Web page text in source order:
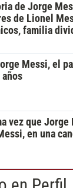
de Jorge
de Lionel
familia
Messi, el
vez que
en una